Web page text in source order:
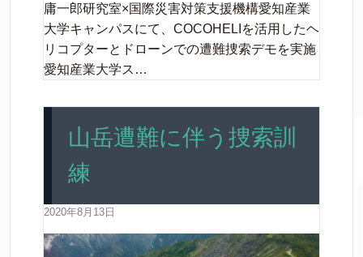
庸一郎研究室×国際災害対策支援機構愛知産業
大学キャンパスにて、COCOHELIを活用したヘ
リコプターとドローンでの遭難捜索デモを実施
愛知産業大学ス…
山岳遭難に伴う捜索訓
練
2020年8月13日